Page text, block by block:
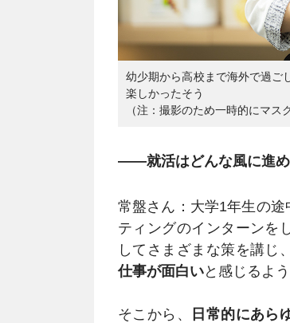
幼少期から高校まで海外で過ご
楽しかったそう
（注：撮影のため一時的にマス
――就活はどんな風に進め
常盤さん：大学1年生の
ティングのインターンを
してさまざまな策を講じ
仕事が面白いと感じるよ
そこから、 日常的にあら